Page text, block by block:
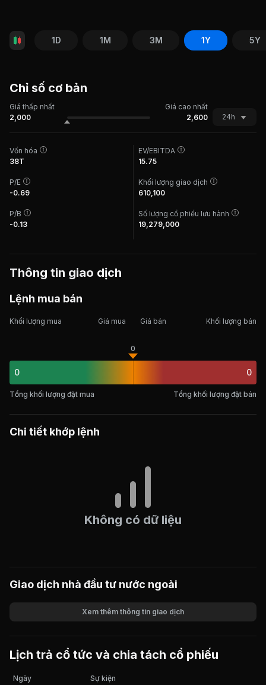
1D 1M 3M 1Y 5Y
Chỉ số cơ bản
Giá thấp nhất
Giá cao nhất
2,000
2,600 24h
Vốn hóa
38T
P/E
-0.69
P/B
-0.13
EV/EBITDA
15.75
Khối lượng giao dịch
610,100
Số lượng cổ phiếu lưu hành
19,279,000
Thông tin giao dịch
Lệnh mua bán
Khối lượng mua Giá mua Giá bán Khối lượng bán
0
0
0
Tổng khối lượng đặt mua Tổng khối lượng đặt bán
Chi tiết khớp lệnh
Không có dữ liệu
Giao dịch nhà đầu tư nước ngoài
Giá trị giao dịch
Xem thêm thông tin giao dịch
Lịch trả cổ tức và chia tách cổ phiếu
Ngày Sự kiện